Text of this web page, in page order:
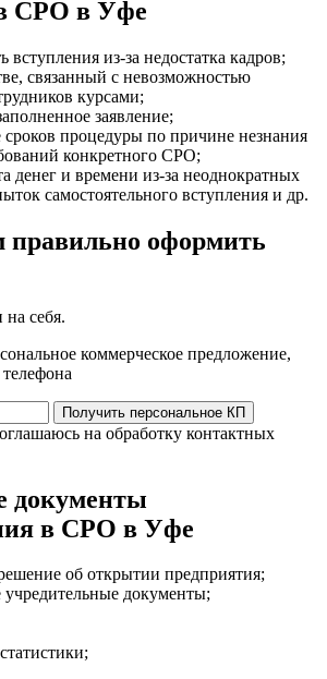
СРО в Уфе
вступления из-за недостатка кадров;
связанный с невозможностью
курсами;
заявление;
процедуры по причине незнания
конкретного СРО;
денег и времени из-за неоднократных
самостоятельного вступления и др.
оформить
себя.
коммерческое предложение,
Получить персональное КП
на обработку контактных
документы
в СРО в Уфе
об открытии предприятия;
учредительные документы;